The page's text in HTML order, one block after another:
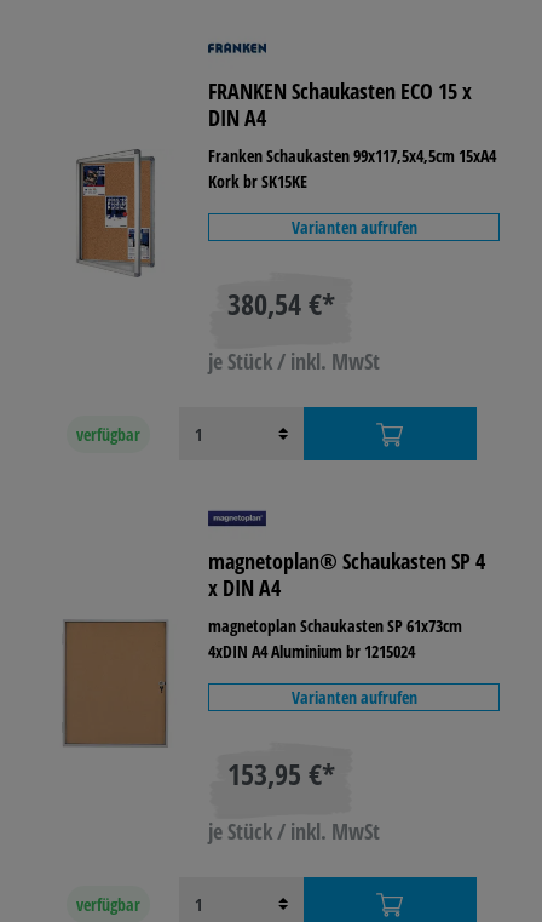
FRANKEN Schaukasten ECO 15 x
DIN A4
Franken Schaukasten 99x117,5x4,5cm 15xA4
Kork br SK15KE
Varianten aufrufen
380,54 €*
je Stück / inkl. MwSt
verfügbar
magnetoplan® Schaukasten SP 4
x DIN A4
magnetoplan Schaukasten SP 61x73cm
4xDIN A4 Aluminium br 1215024
Varianten aufrufen
153,95 €*
je Stück / inkl. MwSt
verfügbar